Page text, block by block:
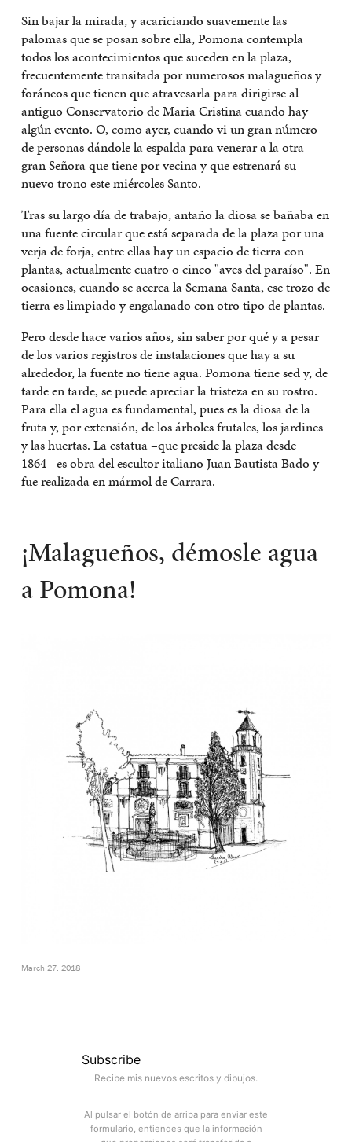
Sin bajar la mirada, y acariciando suavemente las
palomas que se posan sobre ella, Pomona contempla
todos los acontecimientos que suceden en la plaza,
frecuentemente transitada por numerosos malagueños y
foráneos que tienen que atravesarla para dirigirse al
antiguo Conservatorio de Maria Cristina cuando hay
algún evento. O, como ayer, cuando vi un gran número
de personas dándole la espalda para venerar a la otra
gran Señora que tiene por vecina y que estrenará su
nuevo trono este miércoles Santo.
Tras su largo día de trabajo, antaño la diosa se bañaba en
una fuente circular que está separada de la plaza por una
verja de forja, entre ellas hay un espacio de tierra con
plantas, actualmente cuatro o cinco "aves del paraíso". En
ocasiones, cuando se acerca la Semana Santa, ese trozo de
tierra es limpiado y engalanado con otro tipo de plantas.
Pero desde hace varios años, sin saber por qué y a pesar
de los varios registros de instalaciones que hay a su
alrededor, la fuente no tiene agua. Pomona tiene sed y, de
tarde en tarde, se puede apreciar la tristeza en su rostro.
Para ella el agua es fundamental, pues es la diosa de la
fruta y, por extensión, de los árboles frutales, los jardines
y las huertas. La estatua –que preside la plaza desde
1864– es obra del escultor italiano Juan Bautista Bado y
fue realizada en mármol de Carrara.
¡Malagueños, démosle agua
a Pomona!
March 27, 2018
Subscribe
Recibe mis nuevos escritos y dibujos.
Al pulsar el botón de arriba para enviar este
formulario, entiendes que la información